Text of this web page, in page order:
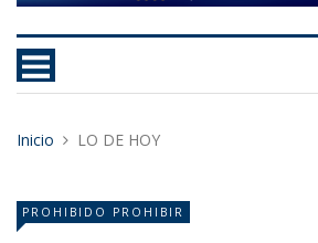
Inicio LO DE HOY
PROHIBIDO PROHIBIR